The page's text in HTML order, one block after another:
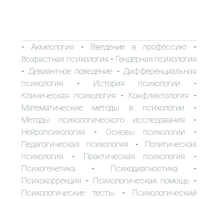
-Акмеология - Введение в профессию -
Возрастная психология - Гендерная психология
- Девиантное поведение - Дифференциальная
психология - История психологии -
Клиническая психология - Конфликтология -
Математические методы в психологии -
Методы психологического исследования -
Нейропсихология - Основы психологии -
Педагогическая психология - Политическая
психология - Практическая психология -
Психогенетика - Психодиагностика -
Психокоррекция - Психологическая помощь -
Психологические тесты - Психологический